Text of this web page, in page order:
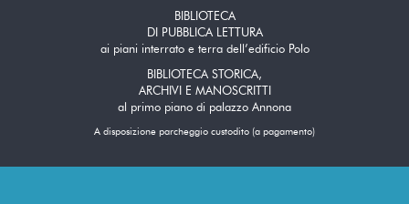
BIBLIOTECA
DI PUBBLICA LETTURA
ai piani interrato e terra dell’edificio Polo
BIBLIOTECA STORICA,
ARCHIVI E MANOSCRITTI
al primo piano di palazzo Annona
A disposizione parcheggio custodito (a pagamento)